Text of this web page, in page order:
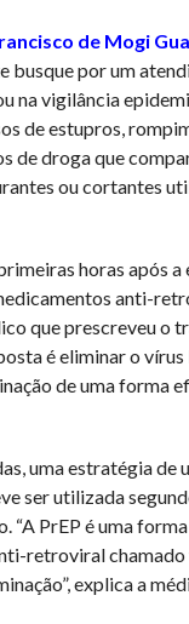
de Mogi
busque por um
na vigilância
de estupros,
de droga que
ou cortantes
horas após a
anti-
que prescreveu o
é eliminar o vírus
de uma forma
uma estratégia de
ser utilizada
“A PrEP é uma
retroviral
explica a